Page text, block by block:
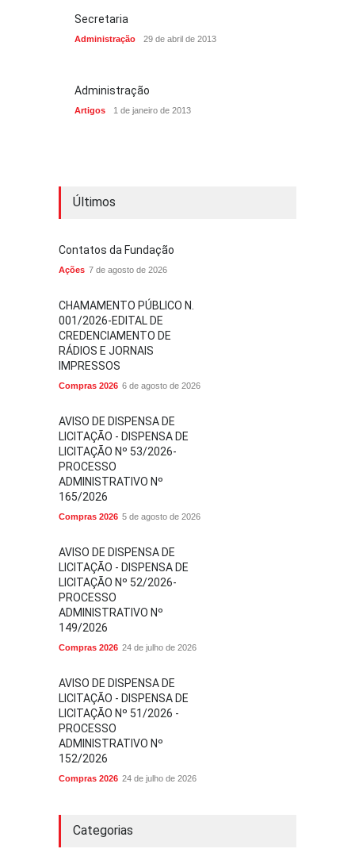
Secretaria
Administração 29 de abril de 2013
Administração
Artigos 1 de janeiro de 2013
Últimos
Contatos da Fundação
Ações 7 de agosto de 2026
CHAMAMENTO PÚBLICO N.
001/2026-EDITAL DE
CREDENCIAMENTO DE
RÁDIOS E JORNAIS
IMPRESSOS
Compras 2026 6 de agosto de 2026
AVISO DE DISPENSA DE
LICITAÇÃO - DISPENSA DE
LICITAÇÃO Nº 53/2026-
PROCESSO
ADMINISTRATIVO Nº
165/2026
Compras 2026 5 de agosto de 2026
AVISO DE DISPENSA DE
LICITAÇÃO - DISPENSA DE
LICITAÇÃO Nº 52/2026-
PROCESSO
ADMINISTRATIVO Nº
149/2026
Compras 2026 24 de julho de 2026
AVISO DE DISPENSA DE
LICITAÇÃO - DISPENSA DE
LICITAÇÃO Nº 51/2026 -
PROCESSO
ADMINISTRATIVO Nº
152/2026
Compras 2026 24 de julho de 2026
Categorias